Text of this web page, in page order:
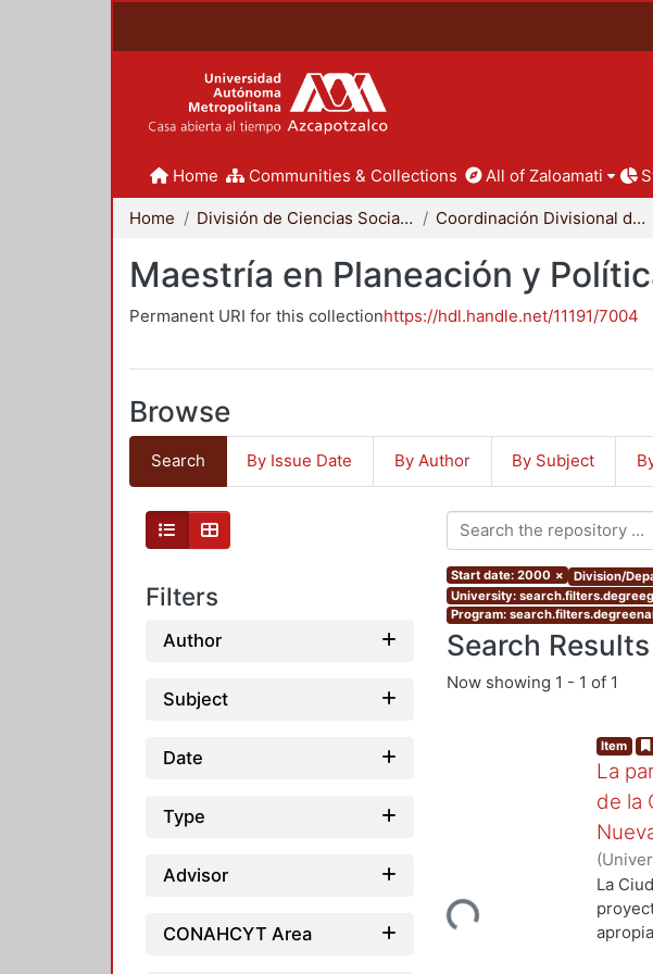
Home Communities & Collections All of Zaloamati
Home División de Ciencias Sociales y Humanidades Coordinación Divisional de Posgrado
Maestría en Planeación y
Permanent URI for this collectionhttps://hdl.handle.net/11191/7004
Browse
Search By Issue Date By Author By Subject
Filters
Author
Subject
Date
Type
Advisor
CONAHCYT Area
Start date: 2000 × Division/
University:
Program:
Search Results
Now showing 1 - 1 of 1
Loading...
Item
La
de la
(
de
La